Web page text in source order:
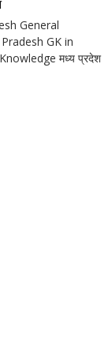
General
GK in
मध्य प्रदेश